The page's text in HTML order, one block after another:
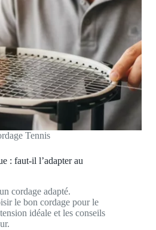
Tennis
: faut-il l’adapter au
cordage adapté.
le bon cordage pour le
idéale et les conseils